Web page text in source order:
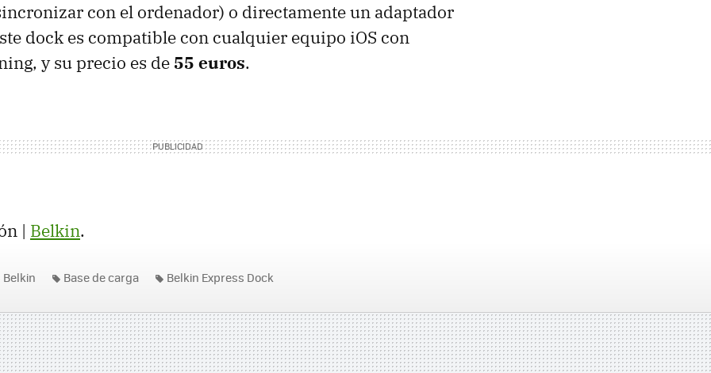
con el ordenador) o directamente un adaptador
dock es compatible con cualquier equipo iOS con
y su precio es de 55 euros.
| Belkin.
Belkin Base de carga Belkin Express Dock